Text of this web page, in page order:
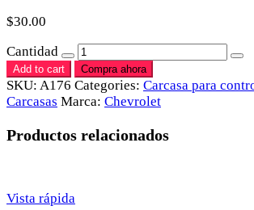
$30.00
Cantidad
Add to cart Compra ahora
SKU: A176 Categories: Carcasa para
Carcasas Marca: Chevrolet
Productos relacionados
Vista rápida